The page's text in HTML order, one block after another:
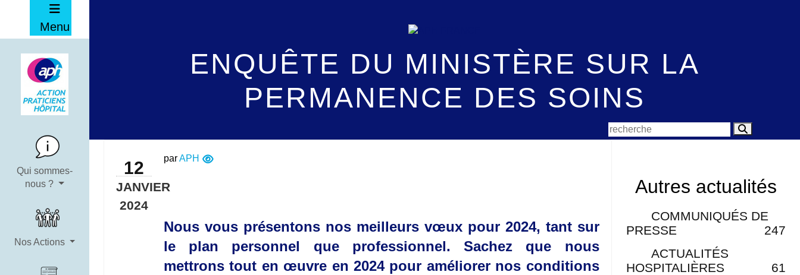
Menu
Qui sommes-
nous ?
Nos Actions
ENQUÊTE DU MINISTÈRE SUR LA
PERMANENCE DES SOINS
12
JANVIER
2024
parAPH
Nous vous présentons nos meilleurs vœux pour 2024, tant sur
le plan personnel que professionnel. Sachez que nous
mettrons tout en œuvre en 2024 pour améliorer nos conditions
Autres actualités
COMMUNIQUÉS DE
PRESSE
247
ACTUALITÉS
HOSPITALIÈRES
61